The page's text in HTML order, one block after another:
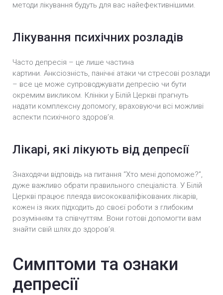
методи лікування будуть для вас найефективнішими.
Лікування психічних розладів
Часто депресія – це лише частина
картини. Анксіозність, панічні атаки чи стресові розлади
– все це може супроводжувати депресію чи бути
окремим викликом. Клініки у Білій Церкві прагнуть
надати комплексну допомогу, враховуючи всі можливі
аспекти психічного здоров’я.
Лікарі, які лікують від депресії
Знаходячи відповідь на питання “Хто мені допоможе?”,
дуже важливо обрати правильного спеціаліста. У Білій
Церкві працює плеяда висококваліфікованих лікарів,
кожен із яких підходить до своєї роботи з глибоким
розумінням та співчуттям. Вони готові допомогти вам
знайти свій шлях до здоров’я.
Симптоми та ознаки
депресії